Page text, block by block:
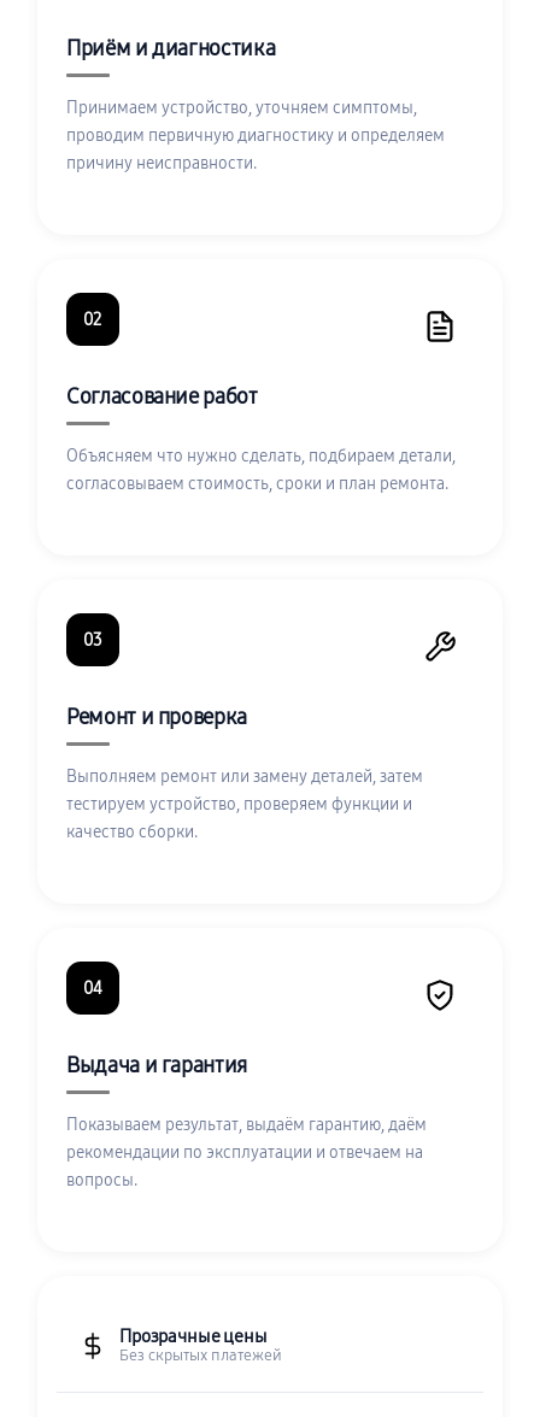
Приём и диагностика
Принимаем устройство, уточняем симптомы,
проводим первичную диагностику и определяем
причину неисправности.
02
Согласование работ
Объясняем что нужно сделать, подбираем детали,
согласовываем стоимость, сроки и план ремонта.
03
Ремонт и проверка
Выполняем ремонт или замену деталей, затем
тестируем устройство, проверяем функции и
качество сборки.
04
Выдача и гарантия
Показываем результат, выдаём гарантию, даём
рекомендации по эксплуатации и отвечаем на
вопросы.
Прозрачные цены
Без скрытых платежей